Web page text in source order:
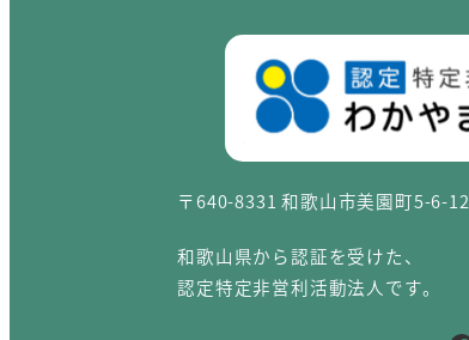
〒640-8331 和歌山市美園町5-6-12
和歌山県から認証を受けた、
認定特定非営利活動法人です。